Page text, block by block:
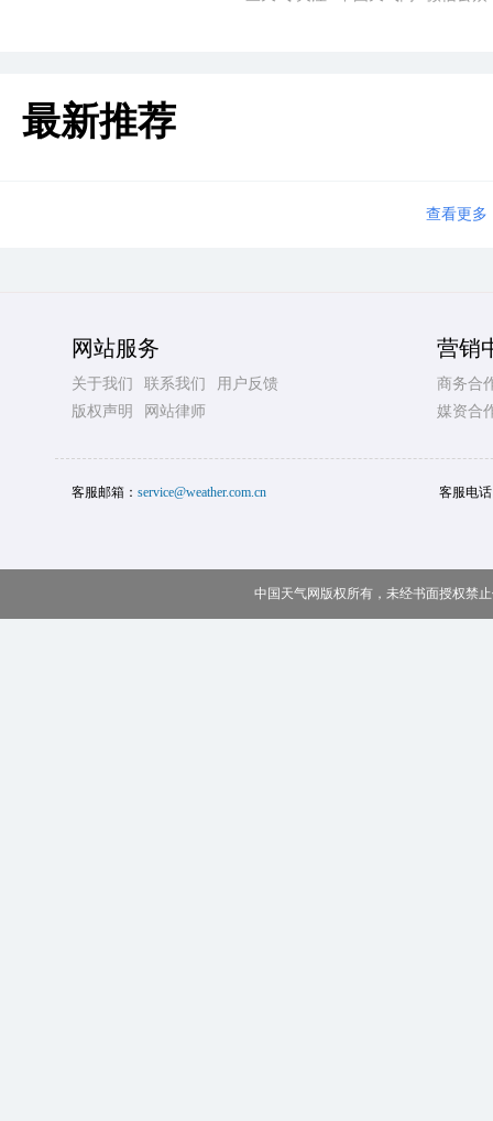
最新推荐
查看更多
网站服务
关于我们 联系我们
用户反馈
版权声明
网站律师
营销
商务合
媒资合
客服邮箱： service@weather.com.cn 客服电
中国天气网版权所有，未经书面授权